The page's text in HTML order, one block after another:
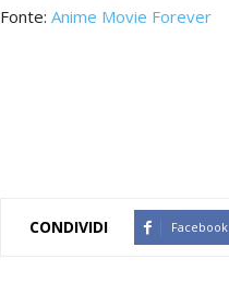
Fonte: Anime Movie Forever
CONDIVIDI Facebook